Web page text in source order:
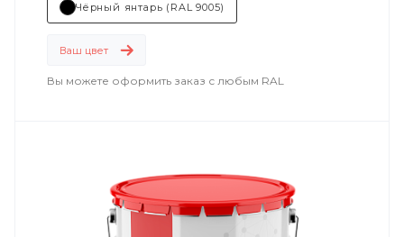
Чёрный янтарь (RAL 9005)
Ваш цвет
Вы можете оформить заказ с любым RAL